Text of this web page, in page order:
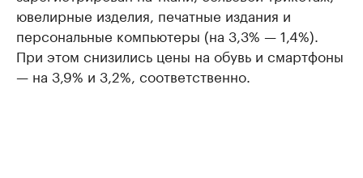
ювелирные изделия, печатные издания и
персональные компьютеры (на 3,3% — 1,4%).
При этом снизились цены на обувь и смартфоны
— на 3,9% и 3,2%, соответственно.